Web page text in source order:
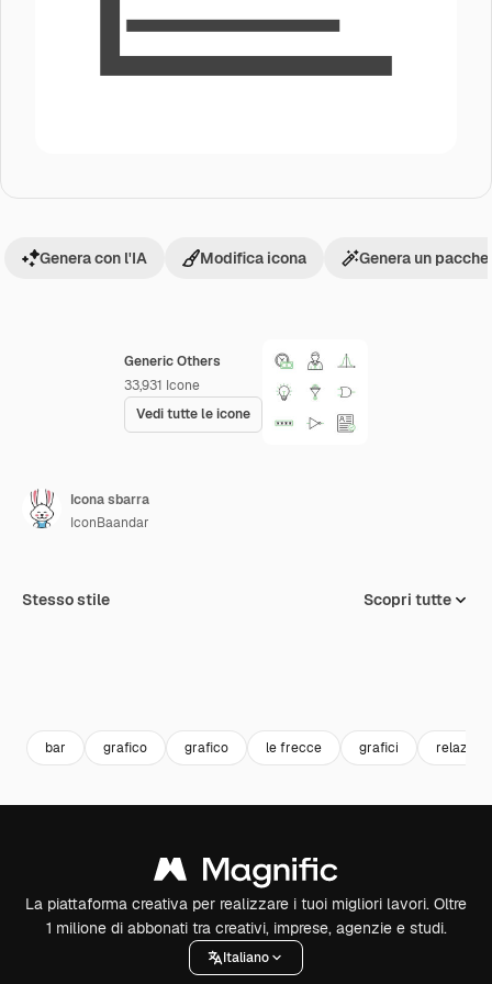
Generic Others
33,931 Icone
Vedi tutte le icone
Genera con l'IA Modifica icona Genera un
Icona sbarra
IconBaandar
Stesso stile Scopri tutte
bar grafico grafico le frecce grafici relazione
La piattaforma creativa per realizzare i tuoi migliori lavori. Oltre
1 milione di abbonati tra creativi, imprese, agenzie e studi.
Italiano